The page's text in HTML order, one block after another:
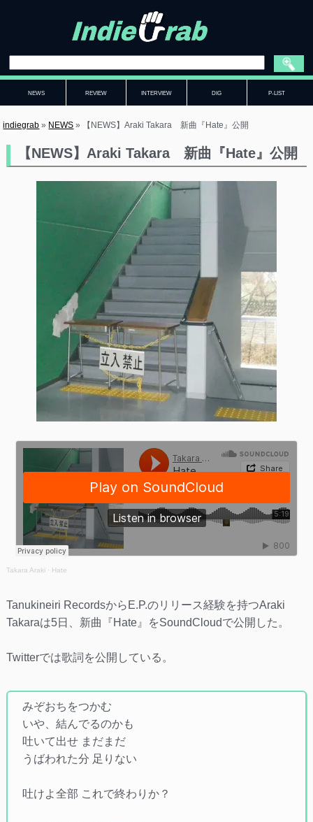
NEWS REVIEW INTERVIEW DIG P-LIST
indiegrab » NEWS » 【NEWS】Araki Takara 新曲『Hate』公開
【NEWS】Araki Takara 新曲『Hate』公開
Takara Araki· Hate
Tanukineiri RecordsからE.P.のリリース経験を持つAraki
Takaraは5日、新曲『Hate』をSoundCloudで公開した。
Twitterでは歌詞を公開している。
みぞおちをつかむ
いや、結んでるのかも
吐いて出せ まだまだ
うばわれた分 足りない
吐けよ全部 これで終わりか？